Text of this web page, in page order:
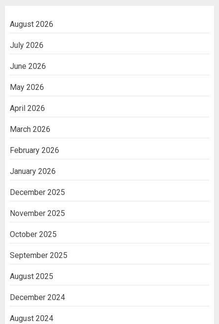
August 2026
July 2026
June 2026
May 2026
April 2026
March 2026
February 2026
January 2026
December 2025
November 2025
October 2025
September 2025
August 2025
December 2024
August 2024